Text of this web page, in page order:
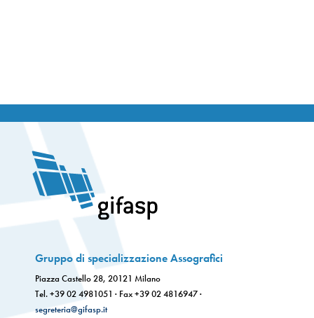
Gruppo di specializzazione Assografici
Piazza Castello 28, 20121 Milano
Tel. +39 02 4981051 · Fax +39 02 4816947 ·
segreteria@gifasp.it